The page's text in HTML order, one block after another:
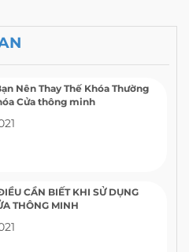
Nên Thay Thế Khóa Thường
Cửa thông minh
CẦN BIẾT KHI SỬ DỤNG
THÔNG MINH